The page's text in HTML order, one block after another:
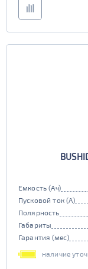
Емкость (Ач)
Пусковой ток (А)
Полярность
Габариты
Гарантия (мес)
наличие